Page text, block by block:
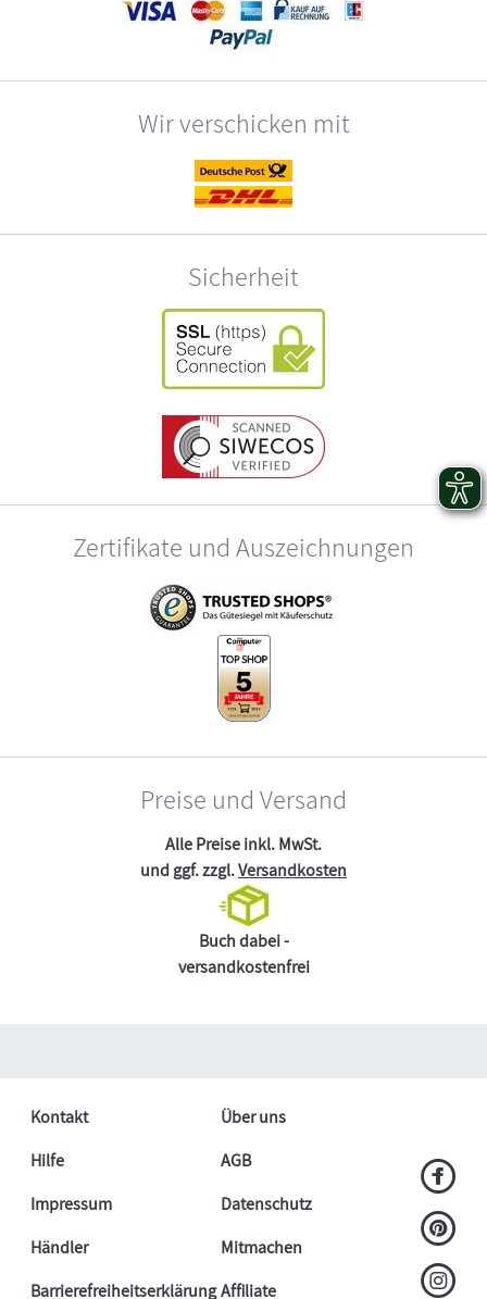
Wir verschicken mit
Sicherheit
Zertifikate und Auszeichnungen
Preise und Versand
Alle Preise inkl. MwSt.
und ggf. zzgl.Versandkosten
Buch dabei -
versandkostenfrei
Kontakt
Über uns
Hilfe
AGB
Impressum
Datenschutz
Händler
Mitmachen
BarrierefreiheitserklärungAffiliate